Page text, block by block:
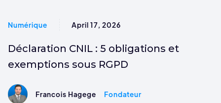
Numérique April 17, 2026
Déclaration CNIL : 5 obligations et
exemptions sous RGPD
Francois Hagege Fondateur